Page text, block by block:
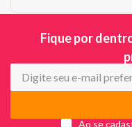
Fique por
Ao se